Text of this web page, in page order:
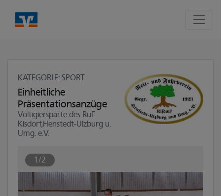
Seite
KATEGORIE: SPORT
Einheitliche
Präsentationsanzüge
Voltigiersparte des RuF
Kisdorf,Henstedt-Ulzburg u.
Umg. e.V.
1/2